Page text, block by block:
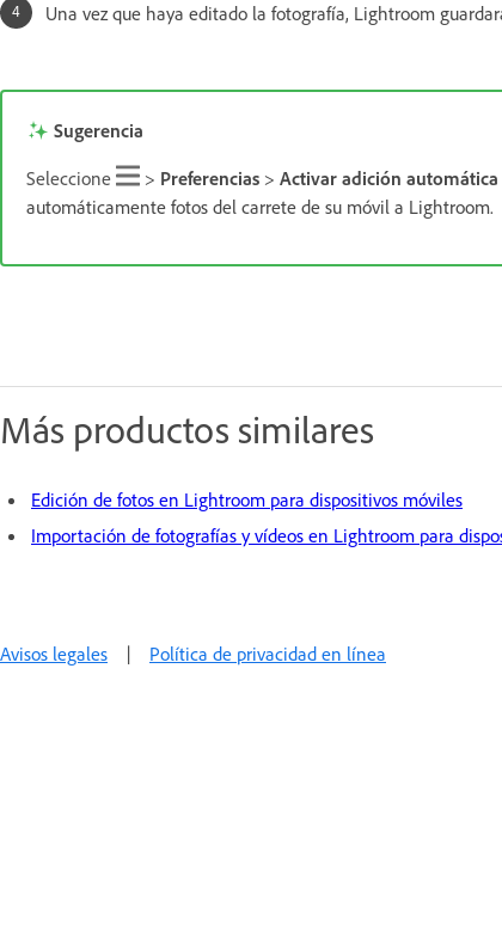
Una vez que haya editado la fotografía, Lightroom
Sugerencia
Seleccione
> Preferencias > Activar adición automática
automáticamente fotos del carrete de su móvil a Lightroom.
Más productos similares
Edición de fotos en Lightroom para dispositivos móviles
Importación de fotografías y vídeos en Lightroom para
Avisos legales | Política de privacidad en línea